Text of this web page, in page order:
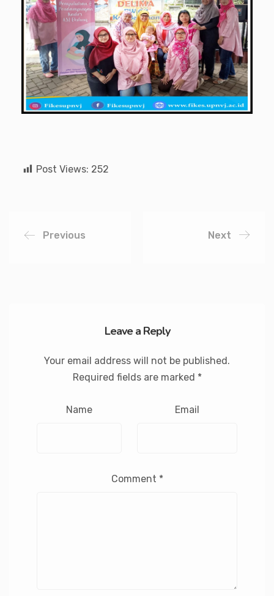
Post Views: 252
Previous Next
Leave a Reply
Your email address will not be published.
Required fields are marked *
Name Email
Comment *